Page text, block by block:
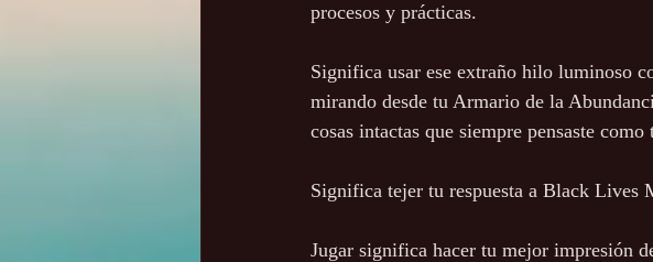
procesos y prácticas.
Significa usar ese extraño hilo luminoso
mirando desde tu Armario de la
cosas intactas que siempre pensaste
Significa tejer tu respuesta a Black Lives
Jugar significa hacer tu mejor impresión